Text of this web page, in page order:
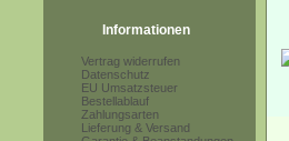
Informationen
Vertrag widerrufen
Datenschutz
EU Umsatzsteuer
Bestellablauf
Zahlungsarten
Lieferung & Versand